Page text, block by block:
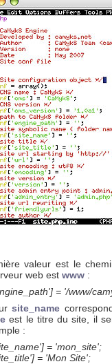
valeur est le
web est www :
= '/www/
site_name
est le titre du site, il
:
= 'mon_site';
= 'Mon Site';